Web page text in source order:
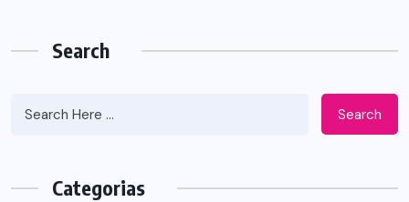
Search
Search
Categorias